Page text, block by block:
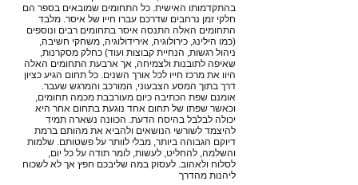
בהתקדמותו האישית. כל התחומים שמובאים בספר הם
חלקי זמן נרחבים שדרכם עברו חייו של איסר. מלבד
התחומים האלה התנסה איסר בתחומים רבים ונוספים
(כמו הילינג, כירולוגיה, אירידולוגיה, משחקי חשיבה,
ניהול רגשות, הנחיית קבוצות ועוד) כחלק מסקרנות,
שאיפה לתובנות ולצמיחה, אך ארבעת התחומים האלה
היוו את מרכז חייו לכל אורך השנים. כל תחום הגיע כציון
דרך בתוך המסע הצבעוני, המורכב והמרגש שעבר.
אומנם שפת הכתיבה כיום מעורבבת מכמה תחומים,
וכאשר שפתו של תחום אחד נוגעת בתחום אחר היא
יכולה לבלבל בהיסח הדעת. הכוונה נשארה תמיד
להיצמד לשורשי הנושאים ולהביא את מהותם ברמת
דיוקם הגבוהה ביותר, מבלי לוותר על פשטותם. שלמות
והשלמה, להחליט, לעשות, לומר תודה על כל יום,
לסלוח ולאהוב. לעסוק במה שליבכם חפץ אך לא לשכוח
ליהנות מהדרך